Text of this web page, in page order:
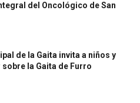
del Oncológico de San
de la Gaita invita a niños y
la Gaita de Furro